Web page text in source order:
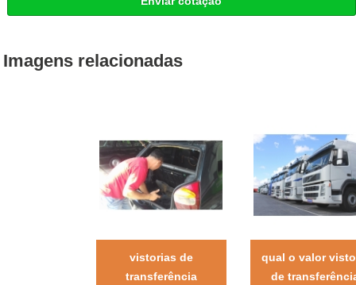
Imagens relacionadas
vistorias de
transferência
qual o valor
de